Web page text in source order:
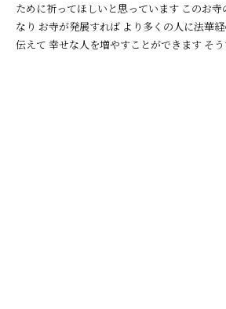
ために祈ってほしいと思っています このお
なり お寺が発展すれば より多くの人に法華
伝えて 幸せな人を増やすことができます そ